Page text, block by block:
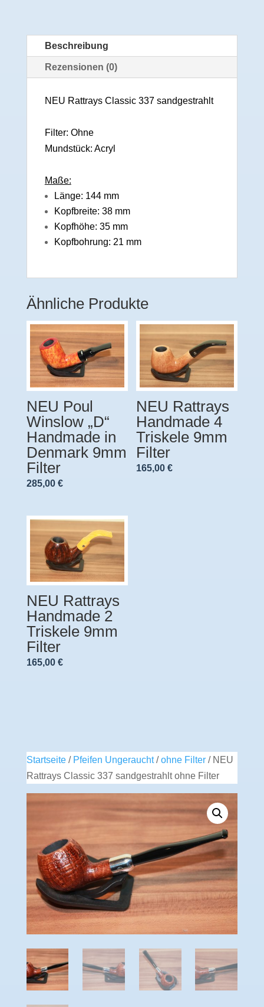
Beschreibung
Rezensionen (0)
NEU Rattrays Classic 337 sandgestrahlt
Filter: Ohne
Mundstück: Acryl
Maße:
Länge: 144 mm
Kopfbreite: 38 mm
Kopfhöhe: 35 mm
Kopfbohrung: 21 mm
Ähnliche Produkte
NEU Poul
Winslow „D“
Handmade in
Denmark 9mm
Filter
285,00 €
NEU Rattrays
Handmade 4
Triskele 9mm
Filter
165,00€
NEU Rattrays
Handmade 2
Triskele 9mm
Filter
165,00 €
Startseite/ Pfeifen Ungeraucht/ohne Filter/ NEU
Rattrays Classic 337 sandgestrahlt ohne Filter